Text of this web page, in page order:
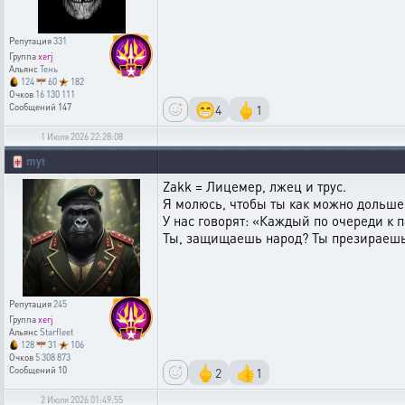
Репутация331
Группаxerj
АльянсТень
124
60
182
Очков 16 130 111
Сообщений 147 😁4 🖕 1
1 Июля 2026 22:28:08
🀄 myt
Репутация245
Группаxerj
АльянсStarfleet
128
31
106
Очков 5 308 873
Сообщений 10
Zakk = Лицемер, лжец и трус.
Я молюсь, чтобы ты как можно дольше
У нас говорят: «Каждый по очереди к
Ты, защищаешь народ? Ты
🖕 2 👍1
2 Июля 2026 01:49:55